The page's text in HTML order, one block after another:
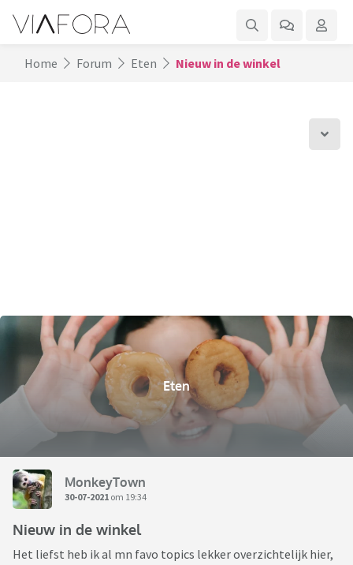
Home Forum Eten Nieuw in de winkel
Eten
MonkeyTown
30-07-2021 om 19:34
Nieuw in de winkel
Het liefst heb ik al mn favo topics lekker overzichtelijk hier,